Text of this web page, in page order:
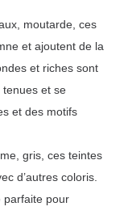
moutarde, ces
et ajoutent de la
et riches sont
et se
et des motifs
gris, ces teintes
d’autres coloris.
parfaite pour